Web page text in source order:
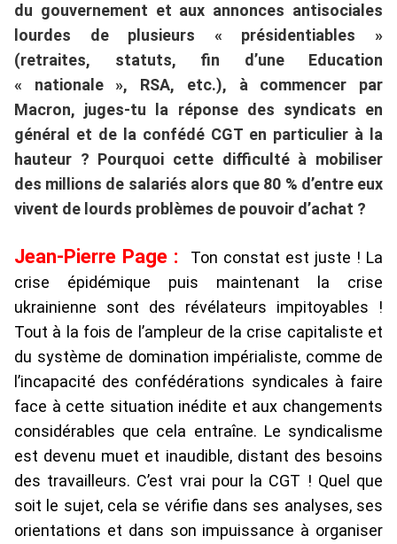
du gouvernement et aux annonces antisociales
lourdes de plusieurs « présidentiables »
(retraites, statuts, fin d’une Education
« nationale », RSA, etc.), à commencer par
Macron, juges-tu la réponse des syndicats en
général et de la confédé CGT en particulier à la
hauteur ? Pourquoi cette difficulté à mobiliser
des millions de salariés alors que 80 % d’entre eux
vivent de lourds problèmes de pouvoir d’achat ?
Jean-Pierre Page :
Ton constat est juste ! La
crise épidémique puis maintenant la crise
ukrainienne sont des révélateurs impitoyables !
Tout à la fois de l’ampleur de la crise capitaliste et
du système de domination impérialiste, comme de
l’incapacité des confédérations syndicales à faire
face à cette situation inédite et aux changements
considérables que cela entraîne. Le syndicalisme
est devenu muet et inaudible, distant des besoins
des travailleurs. C’est vrai pour la CGT ! Quel que
soit le sujet, cela se vérifie dans ses analyses, ses
orientations et dans son impuissance à organiser